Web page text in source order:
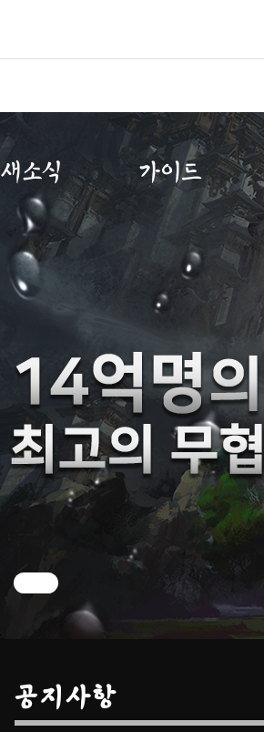
새소식
공지사항
이벤트
GM노트
GM TIP
가이드
초보자가이드
직업소개
게임가이드
아이템확률
공지사항